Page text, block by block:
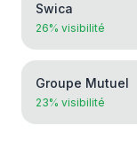
Swica
26% visibilité
Groupe Mutuel
23% visibilité